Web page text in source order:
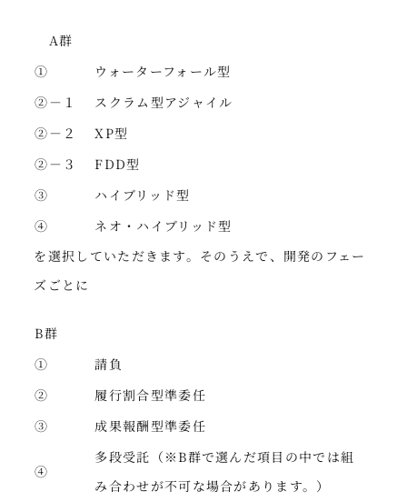
A群
①
ウォーターフォール型
②－１
スクラム型アジャイル
②－２
XP型
②－３
FDD型
③
ハイブリッド型
④
ネオ・ハイブリッド型
を選択していただきます。そのうえで、開発のフェー
ズごとに
B群
①
請負
②
履行割合型準委任
③
成果報酬型準委任
④
多段受託（※B群で選んだ項目の中では組
み合わせが不可な場合があります。）